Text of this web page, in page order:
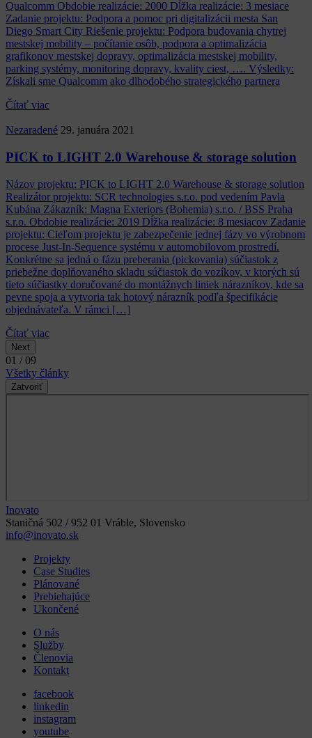
Qualcomm Obdobie realizácie: 2000 Dĺžka realizácie: 3 mesiace
Zadanie projektu: Podpora a pomoc pri digitalizácii mesta San
Diego Smart City Riešenie projektu: Podpora budovania chytrej
mestskej mobility – počítanie osôb, podpora a optimalizácia
grafikonov mestskej dopravy, optimalizácia mestskej mobility,
parking systémy, monitoring dopravy, kvality ciest, …. Výsledky:
Získali sme Qualcomm ako dlhodobého strategického partnera
Čítať viac
Nezaradené 29. januára 2021
PICK to LIGHT 2.0 Warehouse & storage solution
Názov projektu: PICK to LIGHT 2.0 Warehouse & storage solution
Realizátor projektu: SCR technologies s.r.o. pod vedením Pavla
Kubána Zákazník: Magna Exteriors (Bohemia) s.r.o. / BSS Praha
s.r.o. Obdobie realizácie: 2019 Dĺžka realizácie: 8 mesiacov Zadanie
projektu: Cieľom projektu je zabezpečenie jednej fázy vo výrobnom
procese Just-In-Sequence systému v automobilovom prostredí.
Konkrétne sa jedná o fázu preberania (pickovania) súčiastok z
priebežne doplňovaného skladu súčiastok do vozíkov, v ktorých sú
tieto súčiastky doručované do montážnych liniek nárazníkov, kde sa
pevne spoja a vytvoria tak hotový nárazník podľa špecifikácie
objednávateľa. V rámci […]
Čítať viac
Next
01 / 09
Všetky články
Zatvoriť
Inovato
Staničná 502 / 952 01 Vráble, Slovensko
info@inovato.sk
Projekty
Case Studies
Plánované
Prebiehajúce
Ukončené
O nás
Služby
Členovia
Kontakt
facebook
linkedin
instagram
youtube